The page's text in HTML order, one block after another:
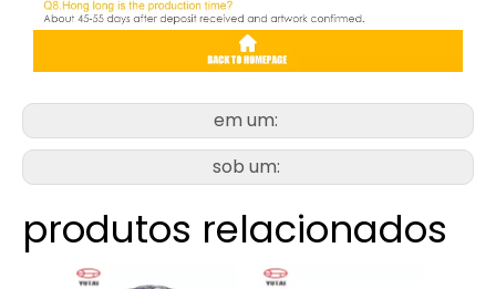
em um:
sob um:
produtos relacionados